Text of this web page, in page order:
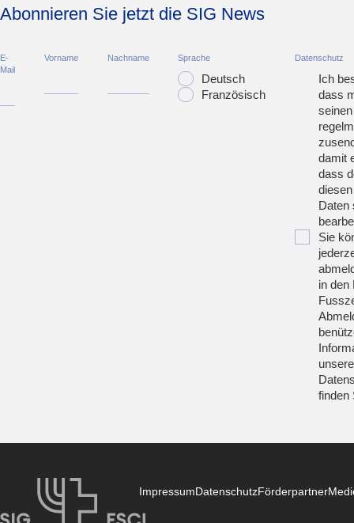
Abonnieren Sie jetzt die SIG News
E-
Mail
Vorname Nachname Sprache
Deutsch
Französisch
Datenschutz
Ich
dass
damit
dass
Daten
Sie
in den
finden
ImpressumDatenschutzFörderpartner